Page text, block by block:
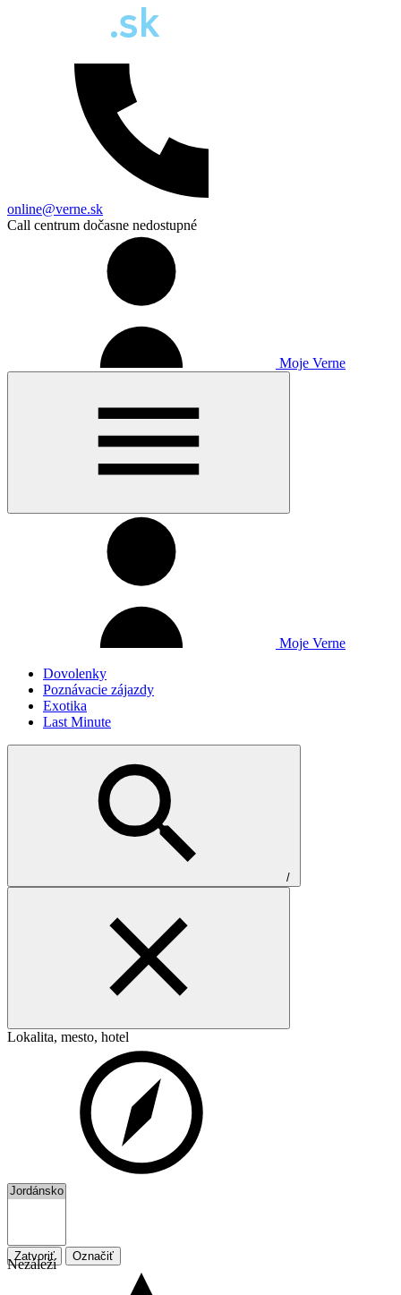
online@verne.sk
Call centrum dočasne nedostupné
Moje Verne
Moje Verne
Dovolenky
Poznávacie zájazdy
Exotika
Last Minute
/
Lokalita, mesto, hotel
Zatvoriť Označiť
Nezáleží